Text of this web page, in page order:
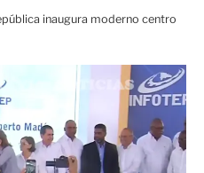
inaugura moderno centro